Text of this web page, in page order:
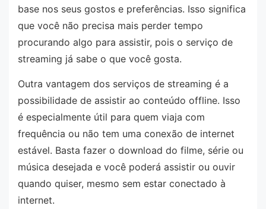
base nos seus gostos e preferências. Isso significa
que você não precisa mais perder tempo
procurando algo para assistir, pois o serviço de
streaming já sabe o que você gosta.
Outra vantagem dos serviços de streaming é a
possibilidade de assistir ao conteúdo offline. Isso
é especialmente útil para quem viaja com
frequência ou não tem uma conexão de internet
estável. Basta fazer o download do filme, série ou
música desejada e você poderá assistir ou ouvir
quando quiser, mesmo sem estar conectado à
internet.